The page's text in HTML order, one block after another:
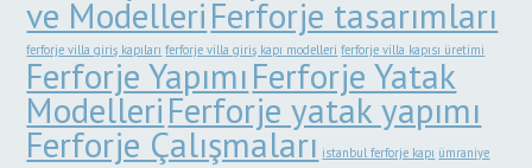
ve ModelleriFerforje tasarımları
ferforje villa giriş kapıları ferforje villa giriş kapı modelleri ferforje villa kapısı üretimi
Ferforje YapımıFerforje Yatak
ModelleriFerforje yatak yapımı
Ferforje Çalışmaları istanbul ferforje kapı ümraniye